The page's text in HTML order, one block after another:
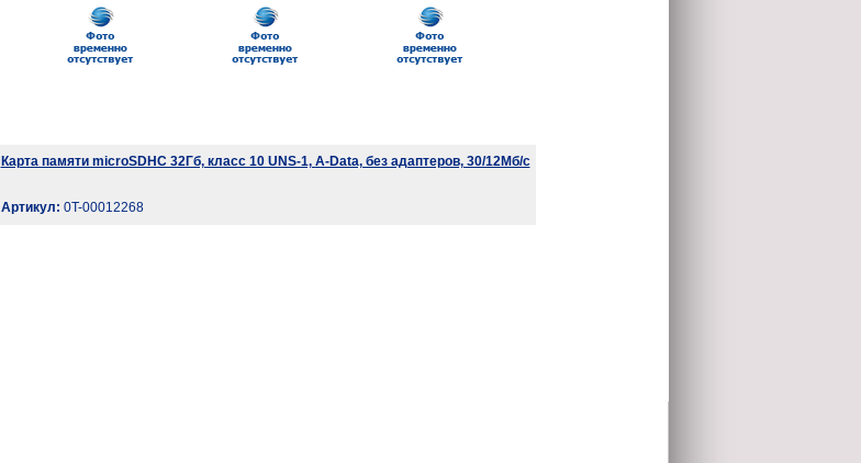
Карта памяти microSDHC 32Гб, класс 10 UNS-1, A-Data, без адаптеров, 30/12Мб/с
Артикул: 0T-00012268